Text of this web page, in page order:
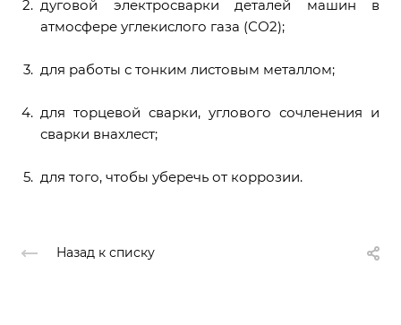
дуговой электросварки деталей машин в
атмосфере углекислого газа (СО2);
для работы с тонким листовым металлом;
для торцевой сварки, углового сочленения и
сварки внахлест;
для того, чтобы уберечь от коррозии.
Назад к списку